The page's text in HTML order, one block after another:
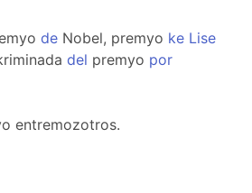
de Nobel, premyo ke Lise
del premyo por
entremozotros.